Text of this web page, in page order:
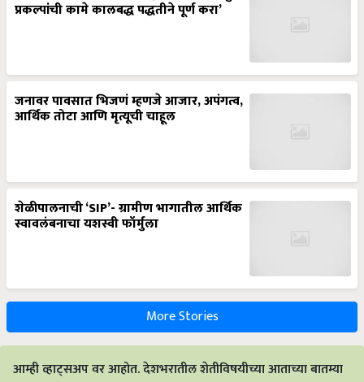
प्रकल्पांची कामे कालबद्ध पद्धतीने पूर्ण करा’
जनावर पावसात भिजणं म्हणजे आजार, अपंगत्व,
आर्थिक तोटा आणि मृत्यूची चाहूल
शेळीपालनाची ‘SIP’- ग्रामीण भागातील आर्थिक
स्वावलंबनाचा यशस्वी फॉर्मुला
More Stories
आम्ही व्हाट्सअप वर आहोत. देशभरातील शेतीविषयीच्या आताच्या बातम्या